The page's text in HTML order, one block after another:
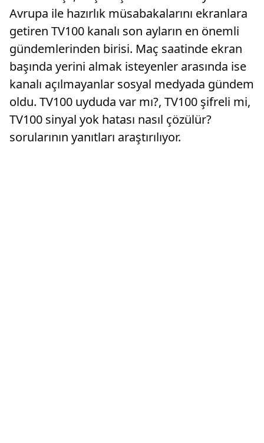
Avrupa ile hazırlık müsabakalarını ekranlara
getiren TV100 kanalı son ayların en önemli
gündemlerinden birisi. Maç saatinde ekran
başında yerini almak isteyenler arasında ise
kanalı açılmayanlar sosyal medyada gündem
oldu. TV100 uyduda var mı?, TV100 şifreli mi,
TV100 sinyal yok hatası nasıl çözülür?
sorularının yanıtları araştırılıyor.